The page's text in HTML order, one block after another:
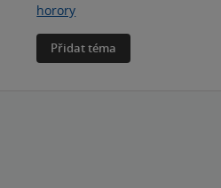
horory
Přidat téma